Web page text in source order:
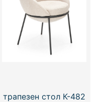
options
may
be
chosen
on
the
трапезен стол К-482